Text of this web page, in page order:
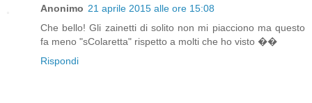
Anonimo 21 aprile 2015 alle ore 15:08
Che bello! Gli zainetti di solito non mi piacciono ma questo
fa meno "sColaretta" rispetto a molti che ho visto ��
Rispondi